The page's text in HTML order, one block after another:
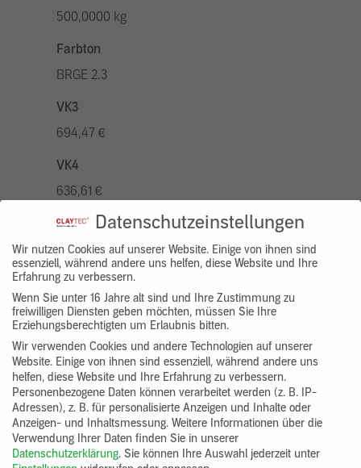
500,0000 kg
Farbton
BRGE 2.3
VK3
694,47 €
VK4
636,61 €
VK5
810,22 €
VK7
578,73 €
Gruppenprodukt
yosima_designputz_bigb
Datenschutzeinstellungen
Wir nutzen Cookies auf unserer Website. Einige von ihnen sind
essenziell, während andere uns helfen, diese Website und Ihre
Erfahrung zu verbessern.
Wenn Sie unter 16 Jahre alt sind und Ihre Zustimmung zu
freiwilligen Diensten geben möchten, müssen Sie Ihre
Erziehungsberechtigten um Erlaubnis bitten.
Wir verwenden Cookies und andere Technologien auf unserer
Website. Einige von ihnen sind essenziell, während andere uns
helfen, diese Website und Ihre Erfahrung zu verbessern.
Personenbezogene Daten können verarbeitet werden (z. B. IP-
Adressen), z. B. für personalisierte Anzeigen und Inhalte oder
Anzeigen- und Inhaltsmessung. Weitere Informationen über die
Verwendung Ihrer Daten finden Sie in unserer
Datenschutzerklärung. Sie können Ihre Auswahl jederzeit unter